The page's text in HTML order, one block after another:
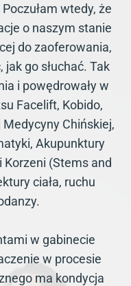
wtedy, że
o naszym stanie
do zaoferowania,
go słuchać. Tak
i powędrowały w
Facelift, Kobido,
Chińskiej,
Akupunktury
Korzeni (Stems and
ciała, ruchu
w gabinecie
w procesie
ma kondycja